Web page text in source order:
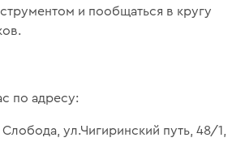
и пообщаться в кругу
по адресу:
ул.Чигиринский путь, 48/1,